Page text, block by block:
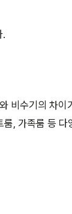
.
비수기의 차이
, 가족룸 등